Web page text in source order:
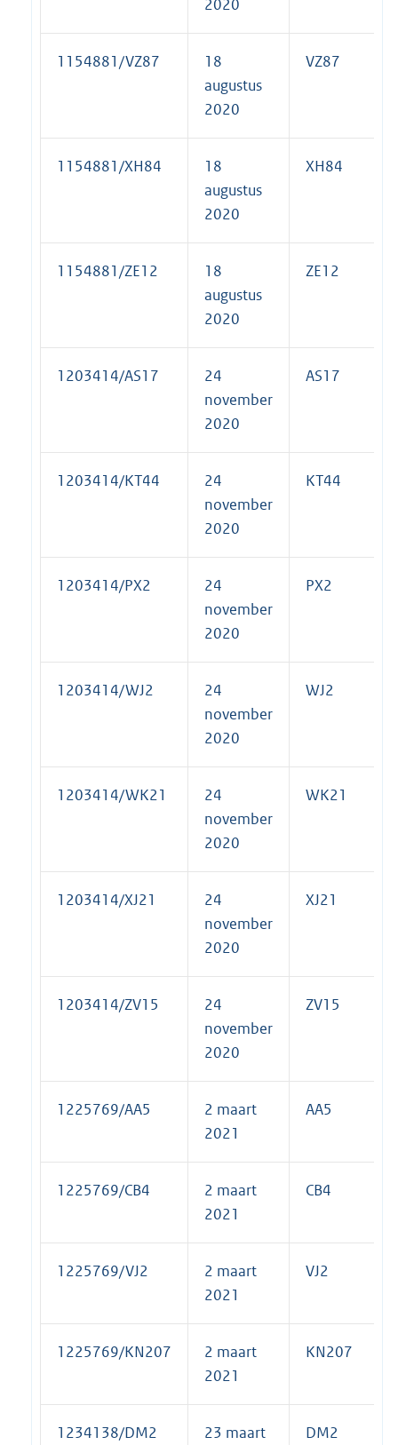
2020
1154881/VZ87
18
augustus
2020
VZ87
1154881/XH84
18
augustus
2020
XH84
1154881/ZE12
18
augustus
2020
ZE12
1203414/AS17
24
november
2020
AS17
1203414/KT44
24
november
2020
KT44
1203414/PX2
24
november
2020
PX2
1203414/WJ2
24
november
2020
WJ2
1203414/WK21
24
november
2020
WK21
1203414/XJ21
24
november
2020
XJ21
1203414/ZV15
24
november
2020
ZV15
1225769/AA5
2 maart
2021
AA5
1225769/CB4
2 maart
2021
CB4
1225769/VJ2
2 maart
2021
VJ2
1225769/KN207
2 maart
2021
KN207
1234138/DM2
23 maart
DM2